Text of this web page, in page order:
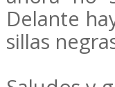
Delante
sillas